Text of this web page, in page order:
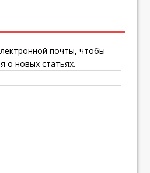
почты, чтобы
о новых статьях.